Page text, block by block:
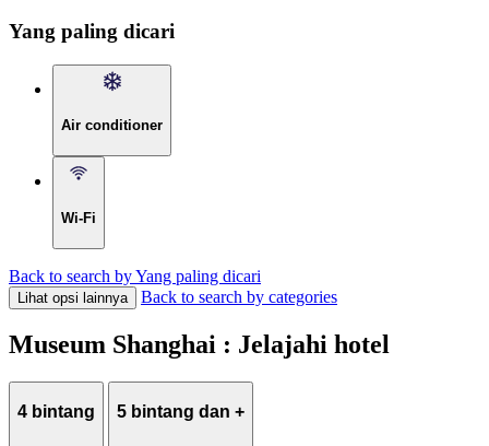
Yang paling dicari
Air conditioner
Wi-Fi
Back to search by Yang paling dicari
Lihat opsi lainnya Back to search by categories
Museum Shanghai : Jelajahi hotel
4 bintang 5 bintang dan +